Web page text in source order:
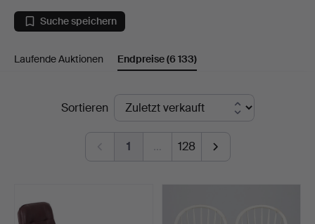
Stühle
bei
Stadsauktion
Sundsvall
Suche speichern
Laufende Auktionen Endpreise(6 133)
EndpreiseSortieren
1 … 128